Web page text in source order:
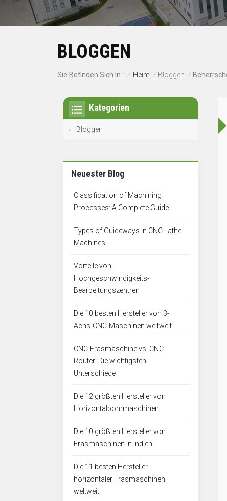
BLOGGEN
Sie Befinden Sich In : / Heim / Bloggen /
Kategorien
Bloggen
Neuester Blog
Classification of Machining
Processes: A Complete Guide
Types of Guideways in CNC Lathe
Machines
Vorteile von
Hochgeschwindigkeits-
Bearbeitungszentren
Die 10 besten Hersteller von 3-
Achs-CNC-Maschinen weltweit
CNC-Fräsmaschine vs. CNC-
Router: Die wichtigsten
Unterschiede
Die 12 größten Hersteller von
Horizontalbohrmaschinen
Die 10 größten Hersteller von
Fräsmaschinen in Indien
Die 11 besten Hersteller
horizontaler Fräsmaschinen
weltweit